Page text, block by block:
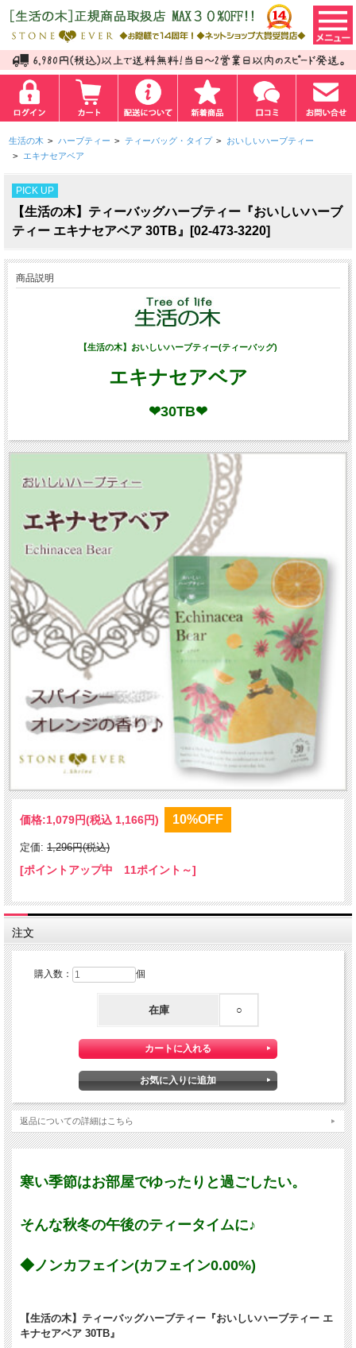
生活の木 > ハーブティー > ティーバッグ・タイプ > おいしいハーブティー
> エキナセアベア
PICK UP
【生活の木】ティーバッグハーブティー『おいしいハーブ
ティー エキナセアベア 30TB』[02-473-3220]
商品説明
【生活の木】おいしいハーブティー(ティーバッグ)
エキナセアベア
❤30TB❤
価格:1,079円(税込 1,166円) 10%OFF
定価: 1,296円(税込)
[ポイントアップ中 11ポイント～]
注文
購入数： 個
在庫 ○
返品についての詳細はこちら
寒い季節はお部屋でゆったりと過ごしたい。
そんな秋冬の午後のティータイムに♪
◆ノンカフェイン(カフェイン0.00%)
【生活の木】ティーバッグハーブティー『おいしいハーブティー エ
キナセアベア 30TB』